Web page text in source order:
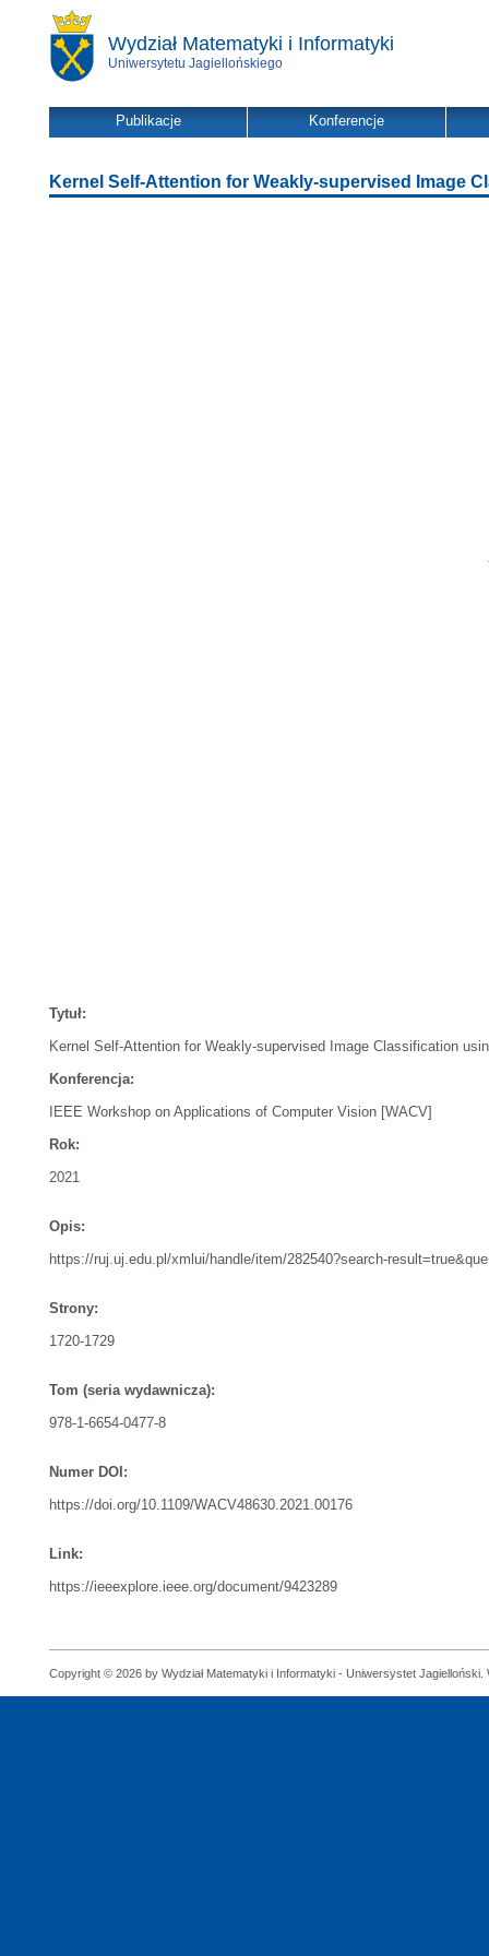
Wydział Matematyki i Informatyki
Uniwersytetu Jagiellońskiego
Publikacje Konferencje
Kernel Self-Attention for Weakly-supervised Image
Tytuł:
Kernel Self-Attention for Weakly-supervised Image Classification
Konferencja:
IEEE Workshop on Applications of Computer Vision [WACV]
Rok:
2021
Opis:
https://ruj.uj.edu.pl/xmlui/handle/item/282540?search-
Strony:
1720-1729
Tom (seria wydawnicza):
978-1-6654-0477-8
Numer DOI:
https://doi.org/10.1109/WACV48630.2021.00176
Link:
https://ieeexplore.ieee.org/document/9423289
Copyright © 2026 by Wydział Matematyki i Informatyki - Uniwersystet